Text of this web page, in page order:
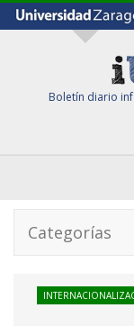
Boletín diario
Categorías